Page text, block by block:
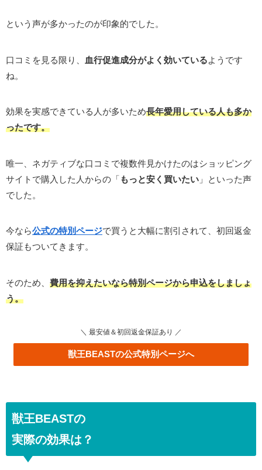
という声が多かったのが印象的でした。
口コミを見る限り、 血行促進成分がよく効いているようです
ね。
効果を実感できている人が多いため長年愛用している人も多か
ったです。
唯一、ネガティブな口コミで複数件見かけたのはショッピング
サイトで購入した人からの「もっと安く買いたい 」といった声
でした。
今なら公式の特別ページで買うと大幅に割引されて、初回返金
保証もついてきます。
そのため、 費用を抑えたいなら特別ページから申込をしましょ
う。
＼ 最安値＆初回返金保証あり ／
獣王BEASTの公式特別ページへ
獣王BEASTの
実際の効果は？